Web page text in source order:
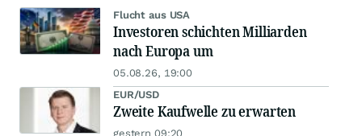
Flucht aus USA
Investoren schichten Milliarden
nach Europa um
05.08.26, 19:00
EUR/USD
Zweite Kaufwelle zu erwarten
gestern 09:20